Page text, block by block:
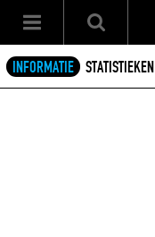
INFORMATIE STATISTIEKEN